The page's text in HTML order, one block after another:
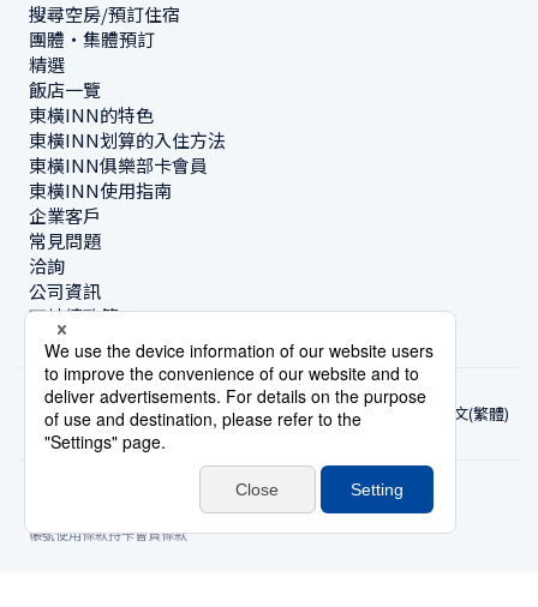
搜尋空房/預訂住宿
團體・集體預訂
精選
飯店一覽
東橫INN的特色
東橫INN划算的入住方法
東橫INN俱樂部卡會員
東橫INN使用指南
企業客戶
常見問題
洽詢
公司資訊
可持續政策
中文(繁體)
根據特定商業交易法的標示 網站政策住宿使用條款
帳號使用條款持卡會員條款